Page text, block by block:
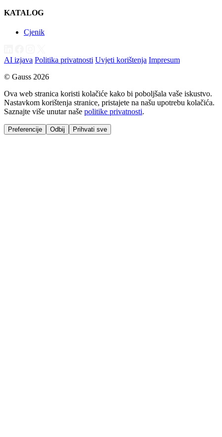
KATALOG
Cjenik
AI izjava Politika privatnosti Uvjeti korištenja Impresum
© Gauss 2026
Ova web stranica koristi kolačiće kako bi poboljšala vaše iskustvo.
Nastavkom korištenja stranice, pristajete na našu upotrebu kolačića.
Saznajte više unutar naše politike privatnosti.
Preferencije Odbij Prihvati sve